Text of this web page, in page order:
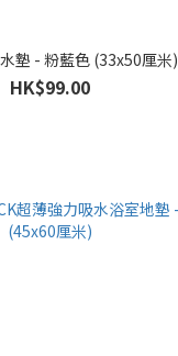
墊 - 粉藍色 (33x50厘米)
HK$99.00